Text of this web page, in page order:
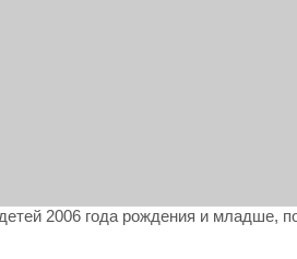
2006 года рождения и младше,